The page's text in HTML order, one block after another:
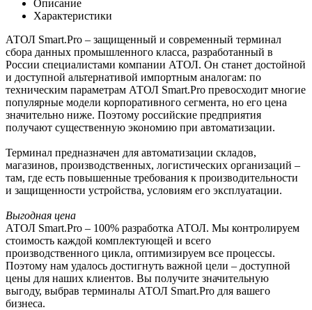
Описание
Характеристики
АТОЛ Smart.Pro – защищенный и современный терминал
сбора данных промышленного класса, разработанный в
России специалистами компании АТОЛ. Он станет достойной
и доступной альтернативой импортным аналогам: по
техническим параметрам АТОЛ Smart.Pro превосходит многие
популярные модели корпоративного сегмента, но его цена
значительно ниже. Поэтому российские предприятия
получают существенную экономию при автоматизации.
Терминал предназначен для автоматизации складов,
магазинов, производственных, логистических организаций –
там, где есть повышенные требования к производительности
и защищенности устройства, условиям его эксплуатации.
Выгодная цена
АТОЛ Smart.Pro – 100% разработка АТОЛ. Мы контролируем
стоимость каждой комплектующей и всего
производственного цикла, оптимизируем все процессы.
Поэтому нам удалось достигнуть важной цели – доступной
цены для наших клиентов. Вы получите значительную
выгоду, выбрав терминалы АТОЛ Smart.Pro для вашего
бизнеса.